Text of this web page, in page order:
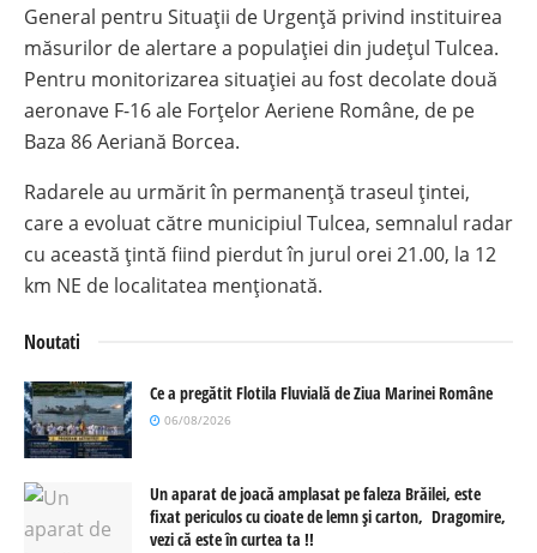
General pentru Situații de Urgență privind instituirea
măsurilor de alertare a populației din județul Tulcea.
Pentru monitorizarea situației au fost decolate două
aeronave F-16 ale Forțelor Aeriene Române, de pe
Baza 86 Aeriană Borcea.
Radarele au urmărit în permanență traseul țintei,
care a evoluat către municipiul Tulcea, semnalul radar
cu această țintă fiind pierdut în jurul orei 21.00, la 12
km NE de localitatea menționată.
Noutati
Ce a pregătit Flotila Fluvială de Ziua Marinei Române
06/08/2026
Un aparat de joacă amplasat pe faleza Brăilei, este
fixat periculos cu cioate de lemn și carton, Dragomire,
vezi că este în curtea ta !!